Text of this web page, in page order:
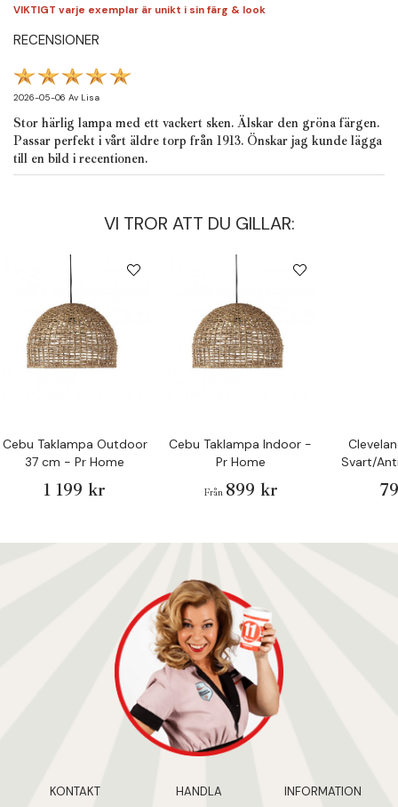
VIKTIGT varje exemplar är unikt i sin färg & look
RECENSIONER
2026-05-06 Av Lisa
Stor härlig lampa med ett vackert sken. Älskar den gröna färgen.
Passar perfekt i vårt äldre torp från 1913. Önskar jag kunde lägga
till en bild i recentionen.
VI TROR ATT DU GILLAR:
Cebu Taklampa Outdoor
37 cm - Pr Home
1 199 kr
Cebu Taklampa Indoor -
Pr Home
Från 899 kr
Svart/
cm
KONTAKT HANDLA INFORMATION